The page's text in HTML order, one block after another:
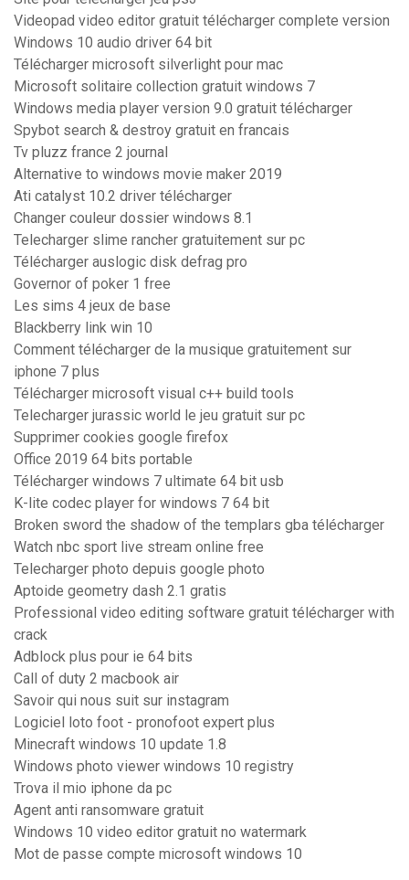
Videopad video editor gratuit télécharger complete version
Windows 10 audio driver 64 bit
Télécharger microsoft silverlight pour mac
Microsoft solitaire collection gratuit windows 7
Windows media player version 9.0 gratuit télécharger
Spybot search & destroy gratuit en francais
Tv pluzz france 2 journal
Alternative to windows movie maker 2019
Ati catalyst 10.2 driver télécharger
Changer couleur dossier windows 8.1
Telecharger slime rancher gratuitement sur pc
Télécharger auslogic disk defrag pro
Governor of poker 1 free
Les sims 4 jeux de base
Blackberry link win 10
Comment télécharger de la musique gratuitement sur
iphone 7 plus
Télécharger microsoft visual c++ build tools
Telecharger jurassic world le jeu gratuit sur pc
Supprimer cookies google firefox
Office 2019 64 bits portable
Télécharger windows 7 ultimate 64 bit usb
K-lite codec player for windows 7 64 bit
Broken sword the shadow of the templars gba télécharger
Watch nbc sport live stream online free
Telecharger photo depuis google photo
Aptoide geometry dash 2.1 gratis
Professional video editing software gratuit télécharger with
crack
Adblock plus pour ie 64 bits
Call of duty 2 macbook air
Savoir qui nous suit sur instagram
Logiciel loto foot - pronofoot expert plus
Minecraft windows 10 update 1.8
Windows photo viewer windows 10 registry
Trova il mio iphone da pc
Agent anti ransomware gratuit
Windows 10 video editor gratuit no watermark
Mot de passe compte microsoft windows 10